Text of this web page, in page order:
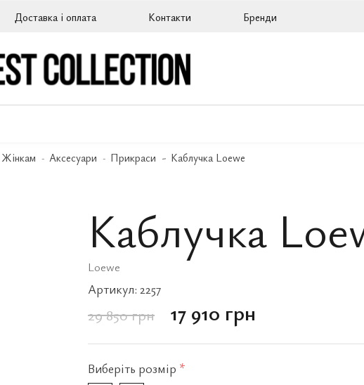
Доставка і оплата Контакти Бренди
Жінкам Аксесуари Прикраси Каблучка Loewe
Каблучка
Loewe
Артикул: 2257
29 850 грн 17 910 грн
Виберіть розмір *